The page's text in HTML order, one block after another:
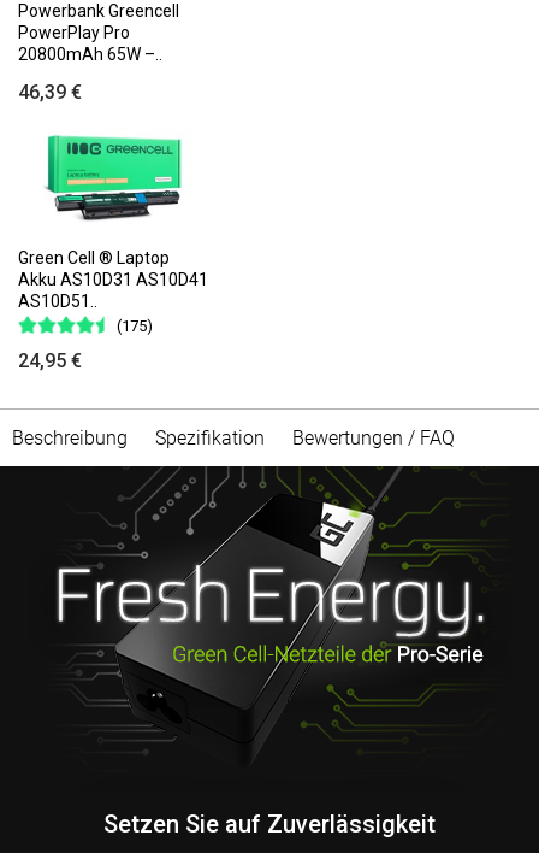
Powerbank Greencell
PowerPlay Pro
20800mAh 65W –..
46,39 €
Green Cell ® Laptop
Akku AS10D31 AS10D41
AS10D51..
(175)
24,95 €
Beschreibung Spezifikation Bewertungen / FAQ
Setzen Sie auf Zuverlässigkeit